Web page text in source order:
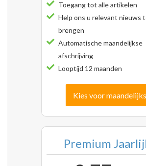
Toegang tot alle artikelen
Help ons u relevant nieuws
brengen
Automatische maandelijkse
afschrijving
Looptijd 12 maanden
Kies voor maandelijks
Premium